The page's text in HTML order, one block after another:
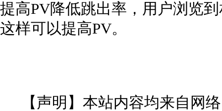
提高PV降低跳出率，用户浏览
这样可以提高PV。
【声明】本站内容均来自网